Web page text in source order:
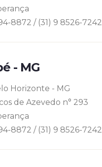
8872 / (31) 9 8526-7242
- MG
Horizonte - MG
de Azevedo n° 293
8872 / (31) 9 8526-7242